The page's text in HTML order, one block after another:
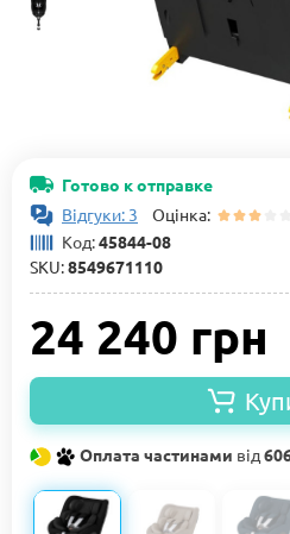
Готово к отправке
Відгуки: 3 Оцінка:
Код:45844-08
SKU:8549671110
24 240 грн
Оплата частинами від